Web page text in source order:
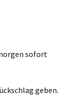
sofort
geben.